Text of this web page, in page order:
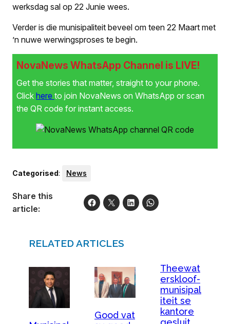
werksdag sal op 22 Junie wees.
Verder is die munisipaliteit beveel om teen 22 Maart met
’n nuwe werwingsproses te begin.
NovaNews WhatsApp Channel is LIVE!
Get the stories that matter, straight to your phone.
Click here to join NovaNews on WhatsApp or scan
the QR code for instant access.
Categorised: News
Share this
article:
RELATED ARTICLES
Good vat
Theewat
erskloof-
munisipal
iteit se
kantore